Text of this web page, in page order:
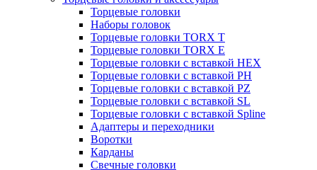
Торцевые головки
Наборы головок
Торцевые головки TORX T
Торцевые головки TORX Е
Торцевые головки с вставкой HEX
Торцевые головки с вставкой PH
Торцевые головки с вставкой PZ
Торцевые головки с вставкой SL
Торцевые головки с вставкой Spline
Адаптеры и переходники
Воротки
Карданы
Свечные головки